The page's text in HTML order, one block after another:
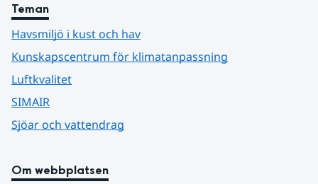
Teman
Havsmiljö i kust och hav
Kunskapscentrum för klimatanpassning
Luftkvalitet
SIMAIR
Sjöar och vattendrag
Om webbplatsen